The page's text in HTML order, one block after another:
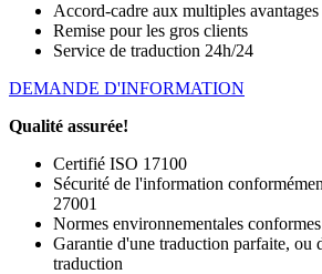
Accord-cadre aux multiples avantages
Remise pour les gros clients
Service de traduction 24h/24
DEMANDE D'INFORMATION
Qualité assurée!
Certifié ISO 17100
Sécurité de l'information
27001
Normes environnementales
Garantie d'une traduction parfaite, ou
traduction